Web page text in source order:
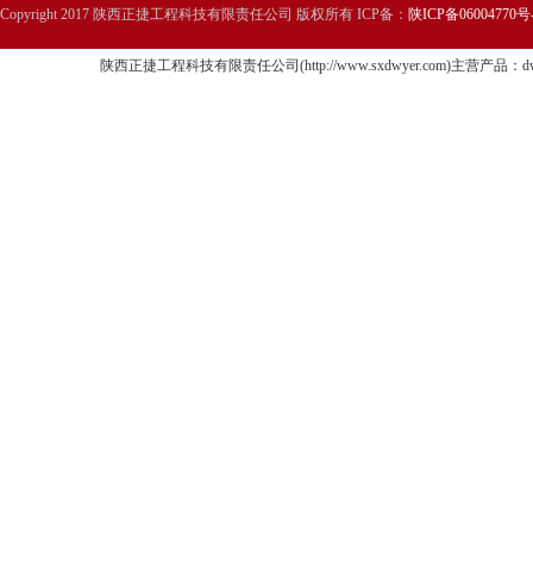
Copyright 2017 陕西正捷工程科技有限责任公司 版权所有 ICP备： 陕ICP备06004770
陕西正捷工程科技有限责任公司(http://www.sxdwyer.com)主营产品